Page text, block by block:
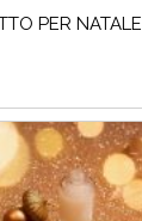
PER NATALE